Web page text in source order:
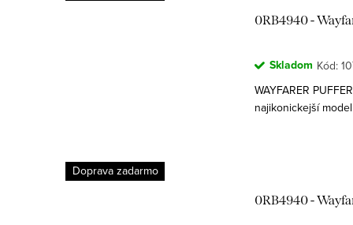
0RB4940 -
Skladom Kód:
WAYFARER
najikonickejší
0RB4940 -
Doprava zadarmo